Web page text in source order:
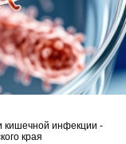
кишечной инфекции -
края